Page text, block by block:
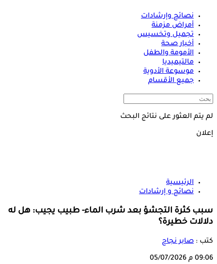
نصائح وإرشادات
أمراض مزمنة
تجميل وتخسيس
أخبار صحة
الأمومة والطفل
مالتيميديا
موسوعة الأدوية
جميع الأقسام
لم يتم العثور على نتائج البحث
إعلان
الرئيسية
نصائح و إرشادات
سبب كثرة التجشؤ بعد شرب الماء- طبيب يجيب: هل له
دلالات خطيرة؟
كتب : صابر نجاح
09:06 م 05/07/2026